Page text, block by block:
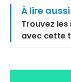
À lire aussi
Trouvez
avec cette